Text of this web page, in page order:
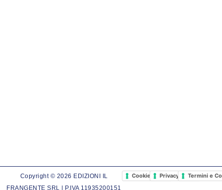
Copyright © 2026 EDIZIONI IL
FRANGENTE SRL | P.IVA 11935200151
Cookie PolicyPrivacy PolicyTermini e